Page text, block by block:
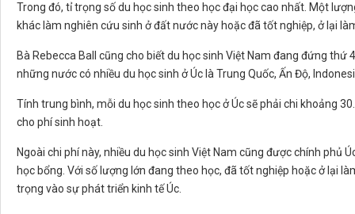
Trong đó, tỉ trọng số du học sinh theo học đại học cao nhất. Một
khác làm nghiên cứu sinh ở đất nước này hoặc đã tốt nghiệp, ở lại
Bà Rebecca Ball cũng cho biết du học sinh Việt Nam đang đứng thứ
những nước có nhiều du học sinh ở Úc là Trung Quốc, Ấn Độ,
Tính trung bình, mỗi du học sinh theo học ở Úc sẽ phải chi khoảng
cho phí sinh hoạt.
Ngoài chi phí này, nhiều du học sinh Việt Nam cũng được chính phủ
học bổng. Với số lượng lớn đang theo học, đã tốt nghiệp hoặc ở lại
trọng vào sự phát triển kinh tế Úc.